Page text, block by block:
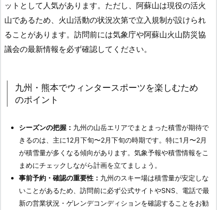
ットとして人気があります。ただし、阿蘇山は現役の活火
山であるため、火山活動の状況次第で立入規制が設けられ
ることがあります。訪問前には気象庁や阿蘇山火山防災協
議会の最新情報を必ず確認してください。
九州・熊本でウィンタースポーツを楽しむため
のポイント
シーズンの把握： 九州の山岳エリアでまとまった積雪が期待で
きるのは、主に12月下旬〜2月下旬の時期です。特に1月〜2月
が積雪量が多くなる傾向があります。気象予報や積雪情報をこ
まめにチェックしながら計画を立てましょう。
事前予約・確認の重要性： 九州のスキー場は積雪量が安定しな
いことがあるため、訪問前に必ず公式サイトやSNS、電話で最
新の営業状況・ゲレンデコンディションを確認することをお勧